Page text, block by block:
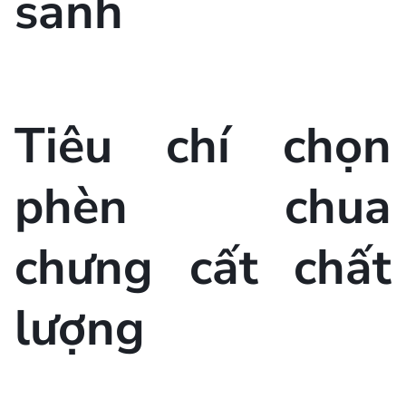
Tiêu chí chọn
phèn chua
chưng cất chất
lượng